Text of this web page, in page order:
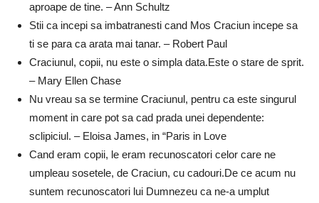
aproape de tine. – Ann Schultz
Stii ca incepi sa imbatranesti cand Mos Craciun incepe sa
ti se para ca arata mai tanar. – Robert Paul
Craciunul, copii, nu este o simpla data.Este o stare de sprit.
– Mary Ellen Chase
Nu vreau sa se termine Craciunul, pentru ca este singurul
moment in care pot sa cad prada unei dependente:
sclipiciul. – Eloisa James, in “Paris in Love
Cand eram copii, le eram recunoscatori celor care ne
umpleau sosetele, de Craciun, cu cadouri.De ce acum nu
suntem recunoscatori lui Dumnezeu ca ne-a umplut